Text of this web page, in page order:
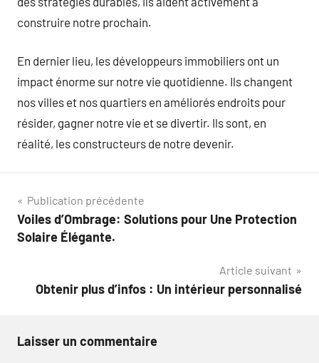
construire notre prochain.
En dernier lieu, les développeurs immobiliers ont un
impact énorme sur notre vie quotidienne. Ils changent
nos villes et nos quartiers en améliorés endroits pour
résider, gagner notre vie et se divertir. Ils sont, en
réalité, les constructeurs de notre devenir.
Navigation
de
Publication précédente
Voiles d’Ombrage: Solutions pour Une Protection
Solaire Élégante.
Article suivant
Obtenir plus d’infos : Un intérieur personnalisé
Laisser un commentaire